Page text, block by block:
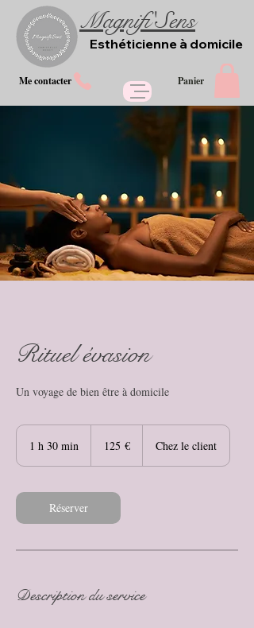
Magnifi'Sens
Esthéticienne à domicile
Panier
Me contacter
Rituel évasion
Un voyage de bien être à domicile
1 h 30 min
m
i
n
125 € Chez le client
Réserver
Description du service